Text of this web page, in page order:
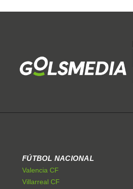
FÚTBOL NACIONAL
Valencia CF
Villarreal CF